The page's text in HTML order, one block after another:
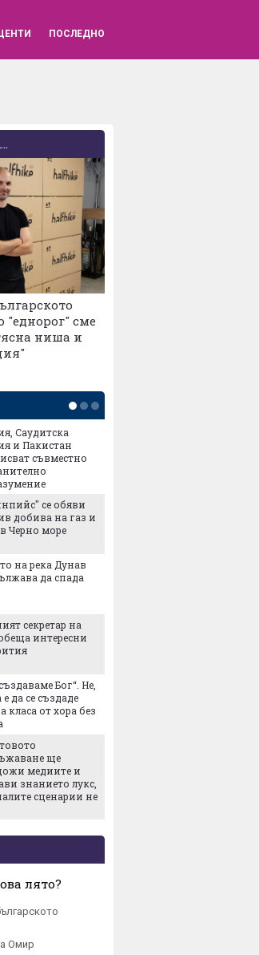
ПОСЛЕДНО
"еднорог" сме
ниша и
Саудитска
и Пакистан
съвместно
се обяви
добива на газ и
Черно море
на река Дунав
да спада
секретар на
интересни
Бог“. Не,
е да се създаде
класа от хора без
ще
медиите и
знанието лукс,
сценарии не
лято?
Омир